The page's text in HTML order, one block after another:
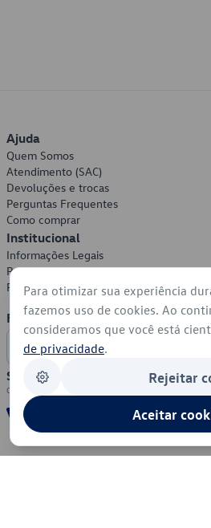
Ajuda
Quem Somos
Atendimento (SAC)
Devoluções e trocas
Perguntas Frequentes
Como comprar
Institucional
Informações Legais
Política de Privacidade
Política de Cookies
Formas de Pagamento
Segurança
Para otimizar sua experiência
fazemos uso de cookies. Ao
consideramos que você está
de privacidade.
Rejeitar
Aceitar